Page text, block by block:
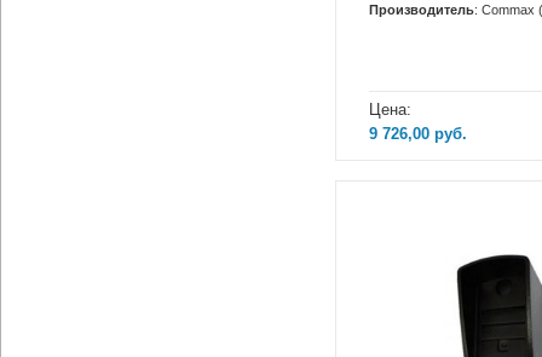
Производитель: Сommax
Цена:
9 726,00 руб.